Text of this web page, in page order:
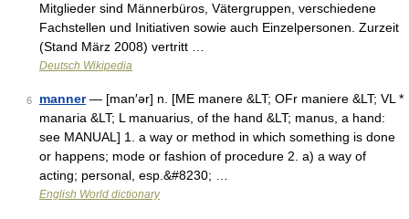
Mitglieder sind Männerbüros, Vätergruppen, verschiedene
Fachstellen und Initiativen sowie auch Einzelpersonen. Zurzeit
(Stand März 2008) vertritt …
Deutsch Wikipedia
6 manner— [man′ər] n. [ME manere &LT; OFr maniere &LT; VL *
manaria &LT; L manuarius, of the hand &LT; manus, a hand:
see MANUAL] 1. a way or method in which something is done
or happens; mode or fashion of procedure 2. a) a way of
acting; personal, esp.&#8230; …
English World dictionary